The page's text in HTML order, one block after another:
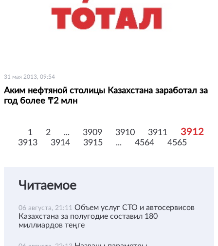
31 мая 2013, 09:54
Аким нефтяной столицы Казахстана заработал за
год более ₸2 млн
1 2 ... 3909 3910 3911 3912
3913 3914 3915 ... 4564 4565
Читаемое
06 августа, 21:11 Объем услуг СТО и автосервисов
Казахстана за полугодие составил 180
миллиардов теңге